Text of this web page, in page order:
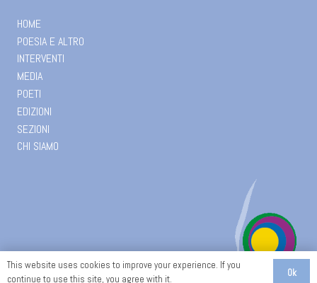
HOME
POESIA E ALTRO
INTERVENTI
MEDIA
POETI
EDIZIONI
SEZIONI
CHI SIAMO
This website uses cookies to improve your experience. If you
continue to use this site, you agree with it.
Ok